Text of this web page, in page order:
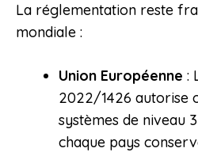
La réglementation reste
mondiale :
Union Européenne :
2022/1426 autorise
systèmes de niveau
chaque pays